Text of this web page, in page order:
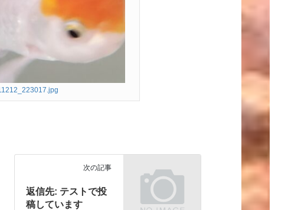
次の記事
返信先: テストで投
稿しています